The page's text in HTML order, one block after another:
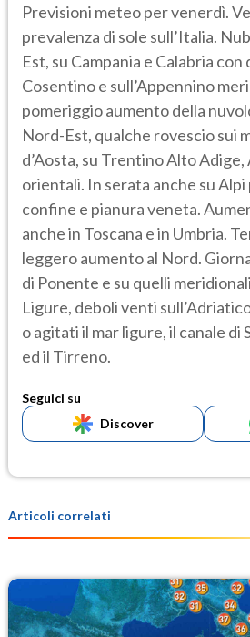
Previsioni meteo per venerdì.
prevalenza di sole sull’Italia.
Est, su Campania e Calabria
Cosentino e sull’Appennino
pomeriggio aumento della
Nord-Est, qualche rovescio sui
d’Aosta, su Trentino Alto Adige,
orientali. In serata anche su
confine e pianura veneta.
anche in Toscana e in Umbria.
leggero aumento al Nord.
di Ponente e su quelli
Ligure, deboli venti
o agitati il mar ligure, il canale di
ed il Tirreno.
Seguici su
Discover
Articoli correlati